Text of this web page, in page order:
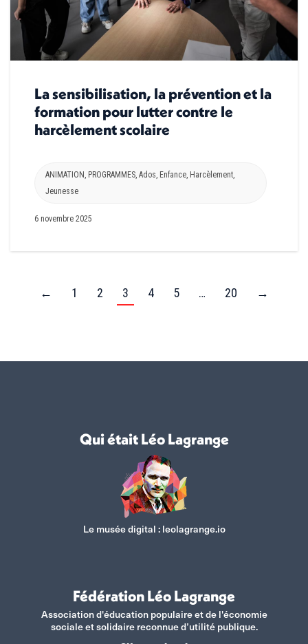
La sensibilisation, la prévention et la
formation pour lutter contre le
harcèlement scolaire
ANIMATION PROGRAMMES Ados Enfance Harcèlement
Jeunesse
6 novembre 2025
← 1 2 3 4 5 … 20 →
Qui était Léo Lagrange
Le musée digital : leolagrange.io
Fédération Léo Lagrange
Association d'éducation populaire et de l'économie
sociale et solidaire reconnue d’utilité publique.